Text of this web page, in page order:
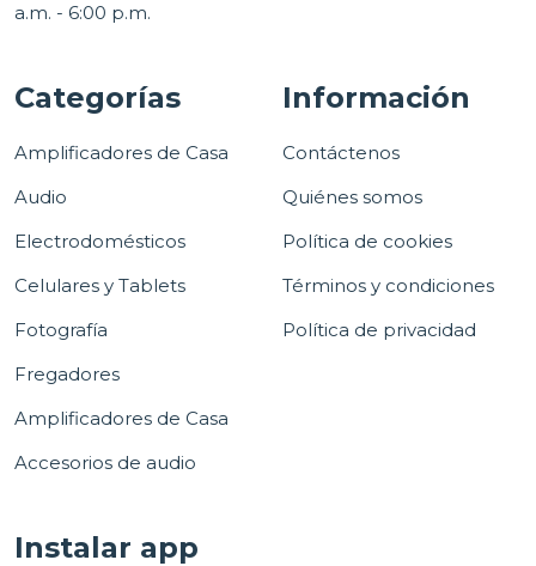
a.m. - 6:00 p.m.
Categorías
Amplificadores de Casa
Audio
Electrodomésticos
Celulares y Tablets
Fotografía
Fregadores
Amplificadores de Casa
Accesorios de audio
Información
Contáctenos
Quiénes somos
Política de cookies
Términos y condiciones
Política de privacidad
Instalar app